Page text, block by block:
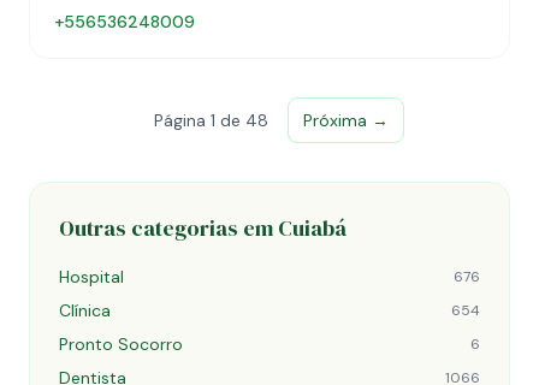
+556536248009
Página 1 de 48 Próxima →
Outras categorias em Cuiabá
Hospital 676
Clínica 654
Pronto Socorro 6
Dentista 1066